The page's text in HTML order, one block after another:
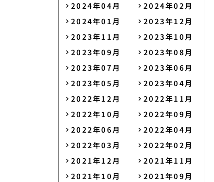
2024年04月
2024年02月
2024年01月
2023年12月
2023年11月
2023年10月
2023年09月
2023年08月
2023年07月
2023年06月
2023年05月
2023年04月
2022年12月
2022年11月
2022年10月
2022年09月
2022年06月
2022年04月
2022年03月
2022年02月
2021年12月
2021年11月
2021年10月
2021年09月